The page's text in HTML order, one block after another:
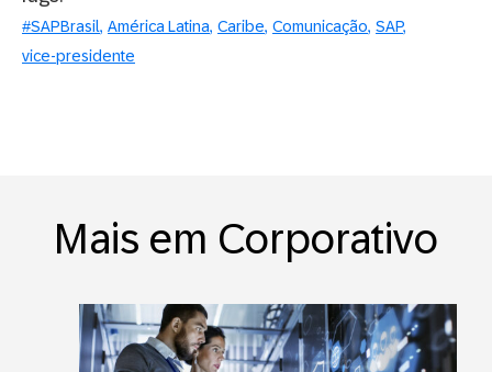
#SAPBrasil América Latina Caribe Comunicação SAP
vice-presidente
Mais em Corporativo